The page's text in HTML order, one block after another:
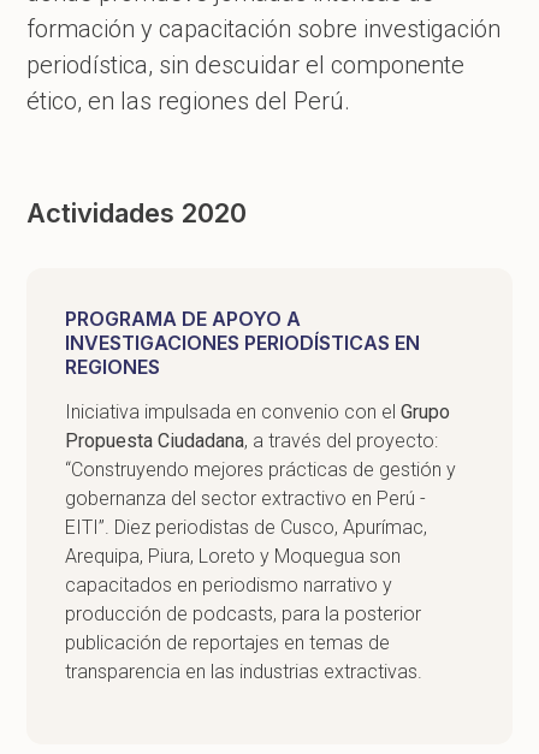
formación y capacitación sobre investigación
periodística, sin descuidar el componente
ético, en las regiones del Perú.
Actividades 2020
PROGRAMA DE APOYO A
INVESTIGACIONES PERIODÍSTICAS EN
REGIONES
Iniciativa impulsada en convenio con elGrupo
Propuesta Ciudadana, a través del proyecto:
“Construyendo mejores prácticas de gestión y
gobernanza del sector extractivo en Perú -
EITI”. Diez periodistas de Cusco, Apurímac,
Arequipa, Piura, Loreto y Moquegua son
capacitados en periodismo narrativo y
producción de podcasts, para la posterior
publicación de reportajes en temas de
transparencia en las industrias extractivas.